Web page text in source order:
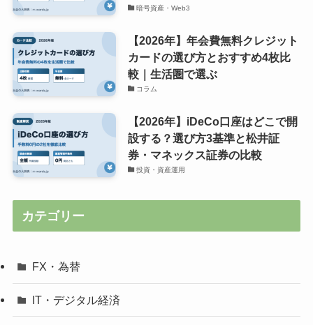
暗号資産・Web3
【2026年】年会費無料クレジット
カードの選び方とおすすめ4枚比
較｜生活圏で選ぶ
コラム
【2026年】iDeCo口座はどこで開
設する？選び方3基準と松井証
券・マネックス証券の比較
投資・資産運用
カテゴリー
FX・為替
IT・デジタル経済